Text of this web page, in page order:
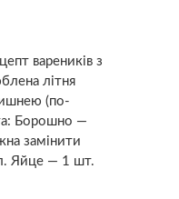
вареників з
літня
(по-
Борошно —
замінити
Яйце — 1 шт.